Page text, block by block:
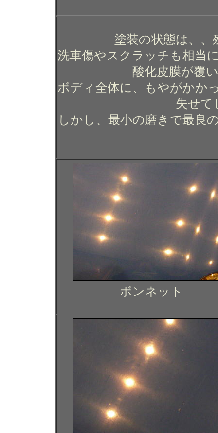
塗装の状態は、
洗車傷やスクラッチも相当
酸化皮膜が覆
ボディ全体に、もやがかか
失せて
しかし、最小の磨きで最良
ボンネット